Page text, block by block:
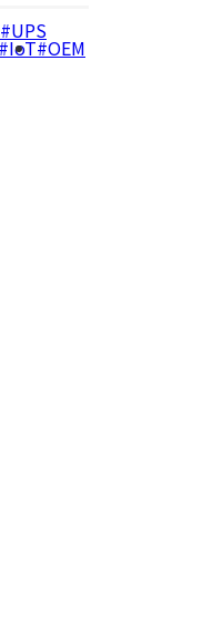
UPS
IoT OEM